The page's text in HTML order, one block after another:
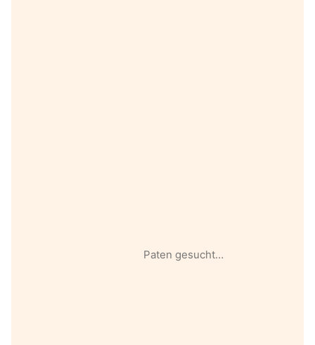
Paten gesucht…